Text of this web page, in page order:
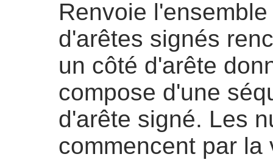
Renvoie
d'arêtes signés
un côté d'arête
compose d'une
d'arête signé. Les
commencent par la